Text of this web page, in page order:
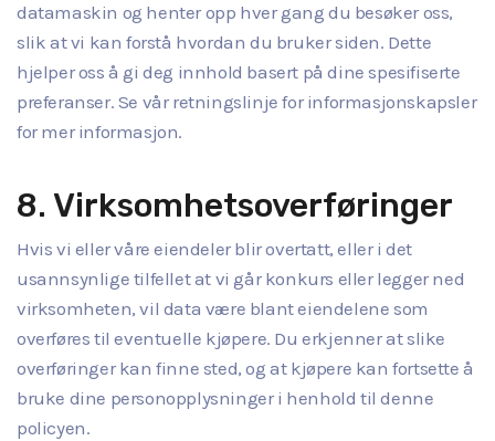
datamaskin og henter opp hver gang du besøker oss,
slik at vi kan forstå hvordan du bruker siden. Dette
hjelper oss å gi deg innhold basert på dine spesifiserte
preferanser. Se vår retningslinje for informasjonskapsler
for mer informasjon.
8. Virksomhetsoverføringer
Hvis vi eller våre eiendeler blir overtatt, eller i det
usannsynlige tilfellet at vi går konkurs eller legger ned
virksomheten, vil data være blant eiendelene som
overføres til eventuelle kjøpere. Du erkjenner at slike
overføringer kan finne sted, og at kjøpere kan fortsette å
bruke dine personopplysninger i henhold til denne
policyen.